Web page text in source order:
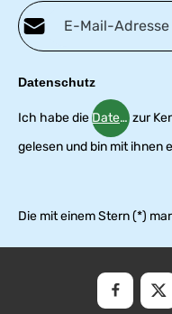
E-Mail-Adresse*
Datenschutz
Ich habe die zur
gelesen und bin mit ihnen
Die mit einem Stern (*)